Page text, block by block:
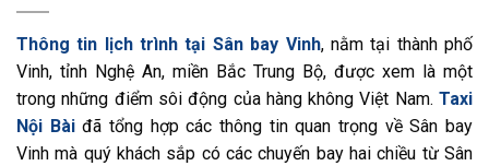
Thông tin lịch trình tại Sân bay Vinh, nằm tại thành phố
Vinh, tỉnh Nghệ An, miền Bắc Trung Bộ, được xem là một
trong những điểm sôi động của hàng không Việt Nam. Taxi
Nội Bài đã tổng hợp các thông tin quan trọng về Sân bay
Vinh mà quý khách sắp có các chuyến bay hai chiều từ Sân